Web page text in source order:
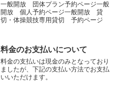
一般開放 団体プラン予約ページ一般
開放 個人予約ページ一般開放 貸
切・体操競技専用貸切 予約ページ
料金のお支払いについて
料金の支払いは現金のみとなっており
ましたが、下記の支払い方法でお支払
いいただけます。